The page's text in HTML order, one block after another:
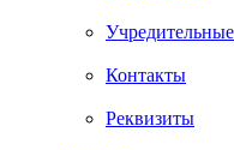
Контакты
Реквизиты